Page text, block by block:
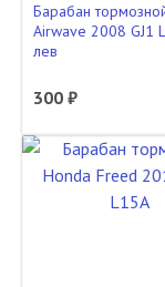
Барабан
Airwave 2008 GJ1
лев
300 ₽